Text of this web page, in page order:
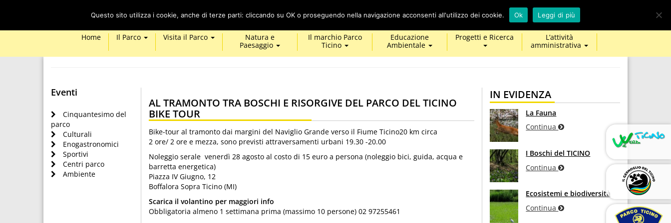
Cerca
map-
marker
calendar
Home Il Parco Visita il Parco
Natura e
Paesaggio
Il marchio Parco
Ticino
Educazione
Ambientale
Progetti e Ricerca
L’attività
amministrativa
Eventi
Cinquantesimo del
parco
Culturali
Enogastronomici
Sportivi
Centri parco
Ambiente
AL TRAMONTO TRA BOSCHI E RISORGIVE DEL PARCO DEL TICINO
BIKE TOUR
Bike-tour al tramonto dai margini del Naviglio Grande verso il Fiume Ticino20 km circa
2 ore/ 2 ore e mezza, sono previsti attraversamenti urbani 19.30 -20.00
Noleggio serale venerdì 28 agosto al costo di 15 euro a persona (noleggio bici, guida, acqua e
barretta energetica)
Piazza IV Giugno, 12
Boffalora Sopra Ticino (MI)
Scarica il volantino per maggiori info
Obbligatoria almeno 1 settimana prima (massimo 10 persone) 02 97255461
IN EVIDENZA
La Fauna
Continua
I Boschi del TICINO
Continua
Ecosistemi e biodiversità
Continua
Questo sito utilizza i cookie, anche di terze parti: cliccando su OK o proseguendo nella navigazione acconsenti all'utilizzo dei cookie. Ok Leggi di più